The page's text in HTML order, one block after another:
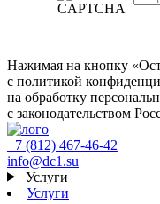
Нажимая на кнопку
с политикой
на обработку
с законодательством
+7 (812) 467-46-42
info@dc1.su
Услуги
Услуги